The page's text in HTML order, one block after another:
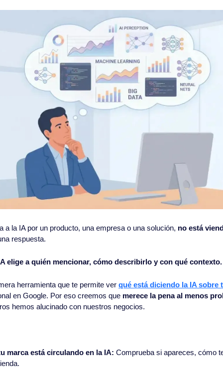
a la IA por un producto, una empresa o una solución, no está
respuesta.
elige a quién mencionar, cómo describirlo y con qué contexto.
herramienta que te permite ver qué está diciendo la IA sobre
en Google. Por eso creemos que merece la pena al menos
hemos alucinado con nuestros negocios.
marca está circulando en la IA: Comprueba si apareces, cómo